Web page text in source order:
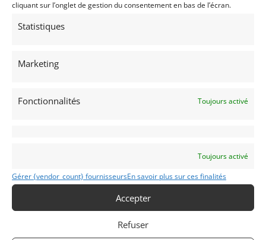
cliquant sur l’onglet de gestion du consentement en bas de l’écran.
Statistiques
Marketing
Fonctionnalités Toujours activé
Toujours activé
Gérer {vendor_count} fournisseursEn savoir plus sur ces finalités
Accepter
Refuser
caliper work in 2010
of 7 years in a garage.
painted white are from when it raced in period. The